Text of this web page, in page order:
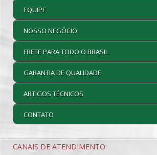
EQUIPE
NOSSO NEGÓCIO
FRETE PARA TODO O BRASIL
GARANTIA DE QUALIDADE
ARTIGOS TÉCNICOS
CONTATO
CANAIS DE ATENDIMENTO: